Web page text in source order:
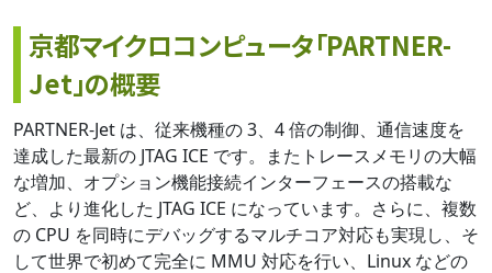
京都マイクロコンピュータ「PARTNER-
Jet」の概要
PARTNER-Jet は、従来機種の 3、4 倍の制御、通信速度を
達成した最新の JTAG ICE です。またトレースメモリの大幅
な増加、オプション機能接続インターフェースの搭載な
ど、より進化した JTAG ICE になっています。さらに、複数
の CPU を同時にデバッグするマルチコア対応も実現し、そ
して世界で初めて完全に MMU 対応を行い、Linux などの